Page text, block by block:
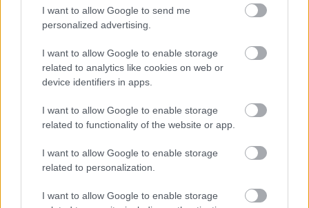
I want to allow Google to send me
personalized advertising.
I want to allow Google to enable storage
related to analytics like cookies on web or
device identifiers in apps.
I want to allow Google to enable storage
related to functionality of the website or app.
I want to allow Google to enable storage
related to personalization.
I want to allow Google to enable storage
EMBEREK
figyelmeztették Magyar